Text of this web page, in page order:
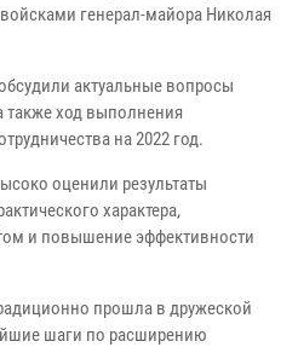
генерал-майора Николая
актуальные вопросы
также ход выполнения
на 2022 год.
оценили результаты
характера,
и повышение эффективности
прошла в дружеской
шаги по расширению